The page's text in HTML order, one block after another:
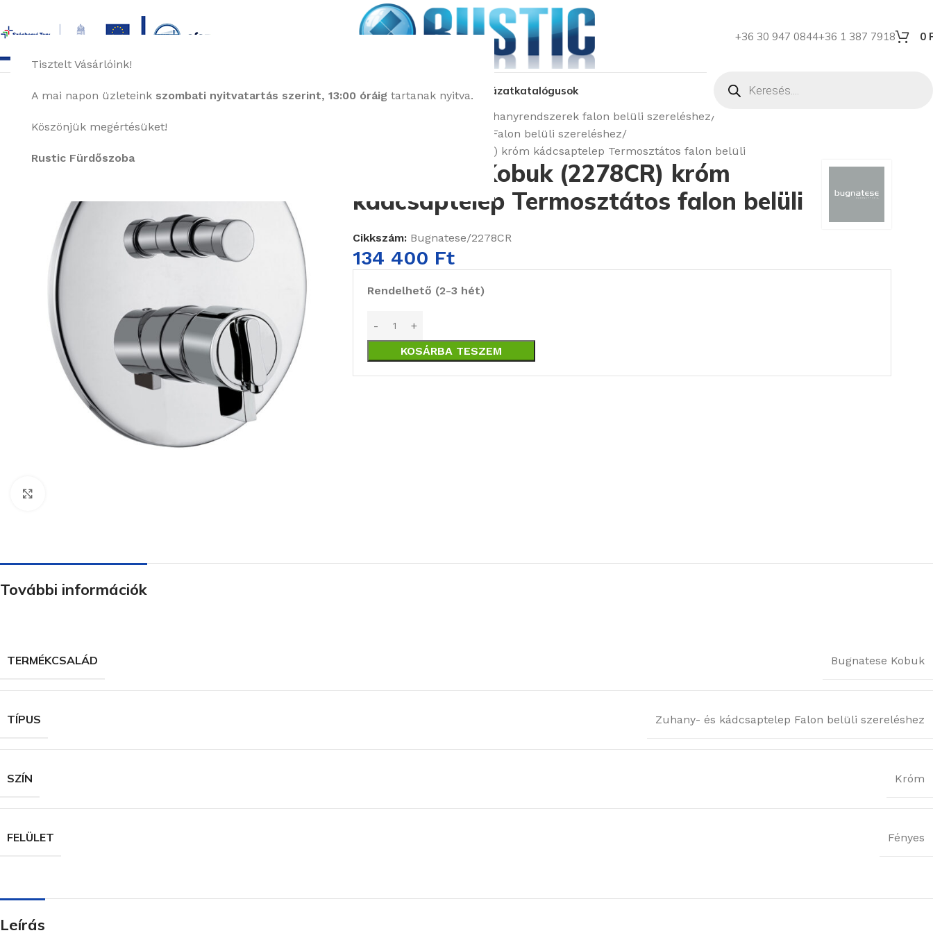
Tisztelt Vásárlóink!
A mai napon üzleteink szombati nyitvatartás szerint, 13:00 óráig tartanak nyitva.
Köszönjük megértésüket!
Rustic Fürdőszoba
+36 30 947 0844+36 1 387 7918 0
főoldal termékek képgalériabemutatkozásüzleteink látványtervezés pályázatkatalógusok
Zuhanyrendszerek falon belüli szereléshez
Zuhany- és kádcsaptelep Falon belüli szereléshez
Bugnatese Kobuk (2278CR) króm kádcsaptelep Termosztátos falon belüli
Bugnatese Kobuk (2278CR) króm
kádcsaptelep Termosztátos falon belüli
Cikkszám: Bugnatese/2278CR
134 400 Ft
Rendelhető (2-3 hét)
KOSÁRBA TESZEM
További információk
TERMÉKCSALÁD Bugnatese Kobuk
TÍPUS Zuhany- és kádcsaptelep Falon belüli szereléshez
SZÍN Króm
FELÜLET Fényes
Leírás